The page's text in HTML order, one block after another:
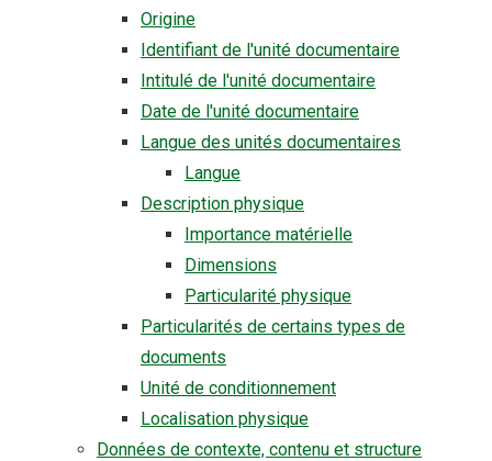
Origine
Identifiant de l'unité documentaire
Intitulé de l'unité documentaire
Date de l'unité documentaire
Langue des unités documentaires
Langue
Description physique
Importance matérielle
Dimensions
Particularité physique
Particularités de certains types de
documents
Unité de conditionnement
Localisation physique
Données de contexte, contenu et structure